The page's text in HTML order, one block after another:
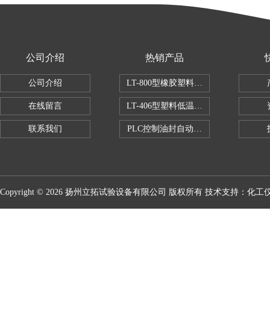
公司介绍
公司介绍
在线留言
联系我们
热销产品
LT-800型橡胶塑料拉伸试验机
LT-406型塑料低温脆性试验机
PLC控制油封自动修边机
Copyright © 2026 扬州立拓试验设备有限公司 版权所有 技术支持： 化工